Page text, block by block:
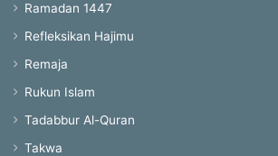
Ramadan 1447
Refleksikan Hajimu
Remaja
Rukun Islam
Tadabbur Al-Quran
Takwa